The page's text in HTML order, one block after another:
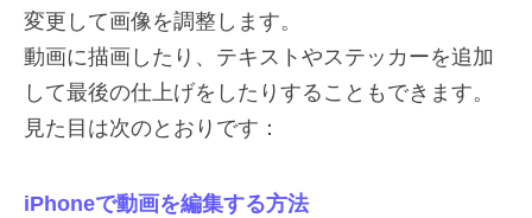
変更して画像を調整します。
動画に描画したり、テキストやステッカーを追加
して最後の仕上げをしたりすることもできます。
見た目は次のとおりです：
iPhoneで動画を編集する方法